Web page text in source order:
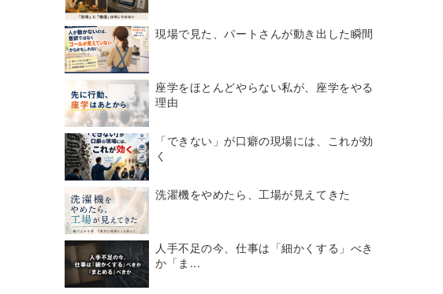
現場で見た、パートさんが動き出した瞬間
座学をほとんどやらない私が、座学をやる
理由
「できない」が口癖の現場には、これが効
く
洗濯機をやめたら、工場が見えてきた
人手不足の今、仕事は「細かくする」べき
か「ま...